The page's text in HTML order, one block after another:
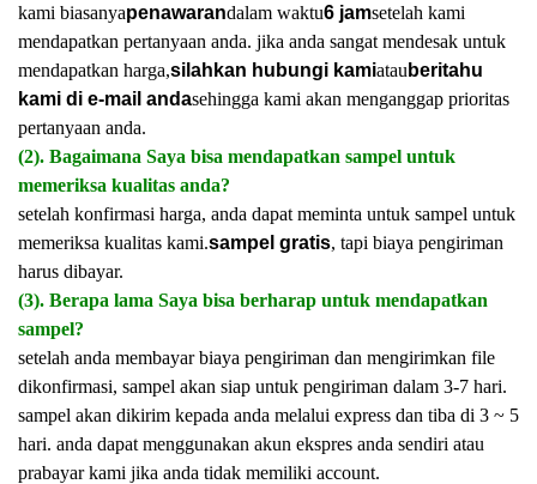
kami biasanyapenawarandalam waktu6 jamsetelah kami
mendapatkan pertanyaan anda. jika anda sangat mendesak untuk
mendapatkan harga,silahkan hubungi kamiatau beritahu
kami di e-mail andasehingga kami akan menganggap prioritas
pertanyaan anda.
(2). Bagaimana Saya bisa mendapatkan sampel untuk
memeriksa kualitas anda?
setelah konfirmasi harga, anda dapat meminta untuk sampel untuk
memeriksa kualitas kami.sampel gratis, tapi biaya pengiriman
harus dibayar.
(3). Berapa lama Saya bisa berharap untuk mendapatkan
sampel?
setelah anda membayar biaya pengiriman dan mengirimkan file
dikonfirmasi, sampel akan siap untuk pengiriman dalam 3-7 hari.
sampel akan dikirim kepada anda melalui express dan tiba di 3 ~ 5
hari. anda dapat menggunakan akun ekspres anda sendiri atau
prabayar kami jika anda tidak memiliki account.